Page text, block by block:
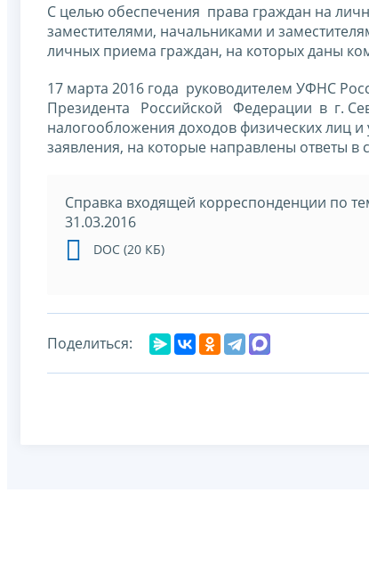
С целью обеспечения права граждан на
заместителями, начальниками и
личных приема граждан, на которых даны
17 марта 2016 года руководителем УФНС
Президента Российской Федерации в г.
налогообложения доходов физических лиц
заявления, на которые направлены ответы в
Справка входящей корреспонденции по
31.03.2016
DOC (20 КБ)
Поделиться: